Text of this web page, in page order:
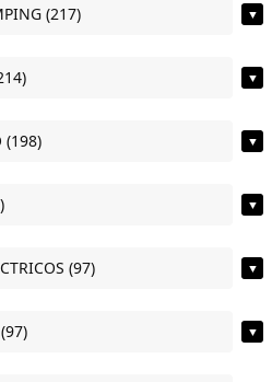
(217) ▼
▼
(198) ▼
▼
(97) ▼
▼